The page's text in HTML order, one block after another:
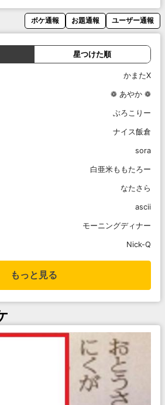
ボケ通報 お題通報 ユーザー通報
星つけた順
かまたX
❁ あやか ❁
ぶろこりー
ナイス飯倉
sora
白亜米ももたろー
なたさら
ascii
モーニングディナー
Nick-Q
もっと見る